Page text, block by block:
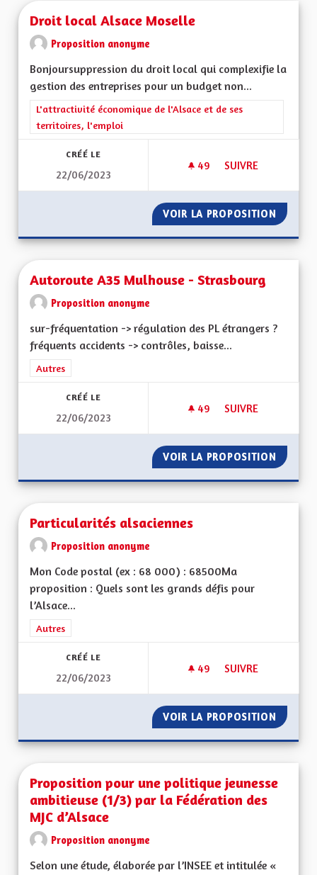
Droit local Alsace Moselle
Proposition anonyme
Bonjoursuppression du droit local qui complexifie la
gestion des entreprises pour un budget non...
Filtrer les résultats de la catégorie : L'attractivité
L'attractivité économique de l'Alsace et de ses
territoires, l'emploi
CRÉÉ LE
22/06/2023
49 49 ABONNÉS
SUIVRE
VOIR LA PROPOSITION DROIT
Autoroute A35 Mulhouse - Strasbourg
Proposition anonyme
sur-fréquentation -> régulation des PL étrangers ?
fréquents accidents -> contrôles, baisse...
Filtrer les résultats de la catégorie : Autres
Autres
CRÉÉ LE
22/06/2023
49 49 ABONNÉS
SUIVRE
VOIR LA PROPOSITION
Particularités alsaciennes
Proposition anonyme
Mon Code postal (ex : 68 000) : 68500Ma
proposition : Quels sont les grands défis pour
l’Alsace...
Filtrer les résultats de la catégorie : Autres
Autres
CRÉÉ LE
22/06/2023
49 49 ABONNÉS
SUIVRE
VOIR LA PROPOSITION
Proposition pour une politique jeunesse
ambitieuse (1/3) par la Fédération des
MJC d’Alsace
Proposition anonyme
Selon une étude, élaborée par l’INSEE et intitulée «